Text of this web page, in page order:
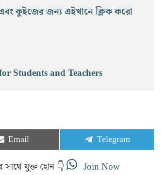
কুইজের জন্য এইখানে ক্লিক করো
Students and Teachers
Share
on
Email Share
on
Telegram
যুক্ত হোন 👇 Join Now